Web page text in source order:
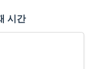
시간